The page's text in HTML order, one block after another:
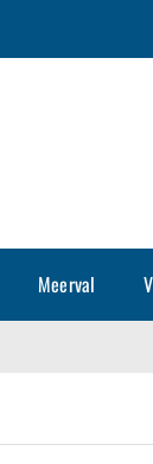
Meerval